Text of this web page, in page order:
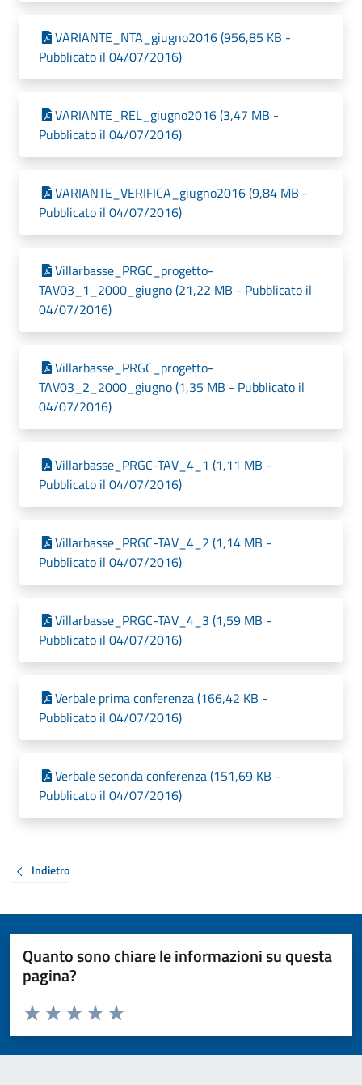
VARIANTE_NTA_giugno2016 (956,85 KB -
Pubblicato il 04/07/2016)
VARIANTE_REL_giugno2016 (3,47 MB -
Pubblicato il 04/07/2016)
VARIANTE_VERIFICA_giugno2016 (9,84 MB -
Pubblicato il 04/07/2016)
Villarbasse_PRGC_progetto-
TAV03_1_2000_giugno (21,22 MB - Pubblicato il
04/07/2016)
Villarbasse_PRGC_progetto-
TAV03_2_2000_giugno (1,35 MB - Pubblicato il
04/07/2016)
Villarbasse_PRGC-TAV_4_1 (1,11 MB -
Pubblicato il 04/07/2016)
Villarbasse_PRGC-TAV_4_2 (1,14 MB -
Pubblicato il 04/07/2016)
Villarbasse_PRGC-TAV_4_3 (1,59 MB -
Pubblicato il 04/07/2016)
Verbale prima conferenza (166,42 KB -
Pubblicato il 04/07/2016)
Verbale seconda conferenza (151,69 KB -
Pubblicato il 04/07/2016)
Indietro
Quanto sono chiare le informazioni su questa
pagina?
Valuta da 1 a 5 stelle la pagina
Valuta 5 stelle su 5
Valuta 4 stelle su 5
Valuta 3 stelle su 5
Valuta 2 stelle su 5
Valuta 1 stelle su 5